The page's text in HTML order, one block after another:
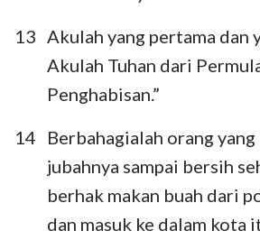
13 Akulah yang pertama dan
Akulah Tuhan dari
Penghabisan.”
14
Berbahagialah orang yang
jubahnya sampai bersih
berhak makan buah dari
dan masuk ke dalam kota